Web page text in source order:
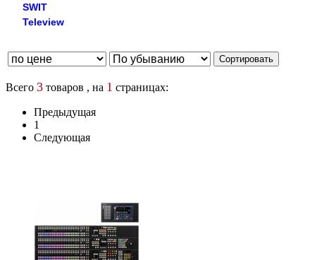
SWIT
Teleview
Всего 3 товаров , на 1 страницах:
Предыдущая
1
Следующая